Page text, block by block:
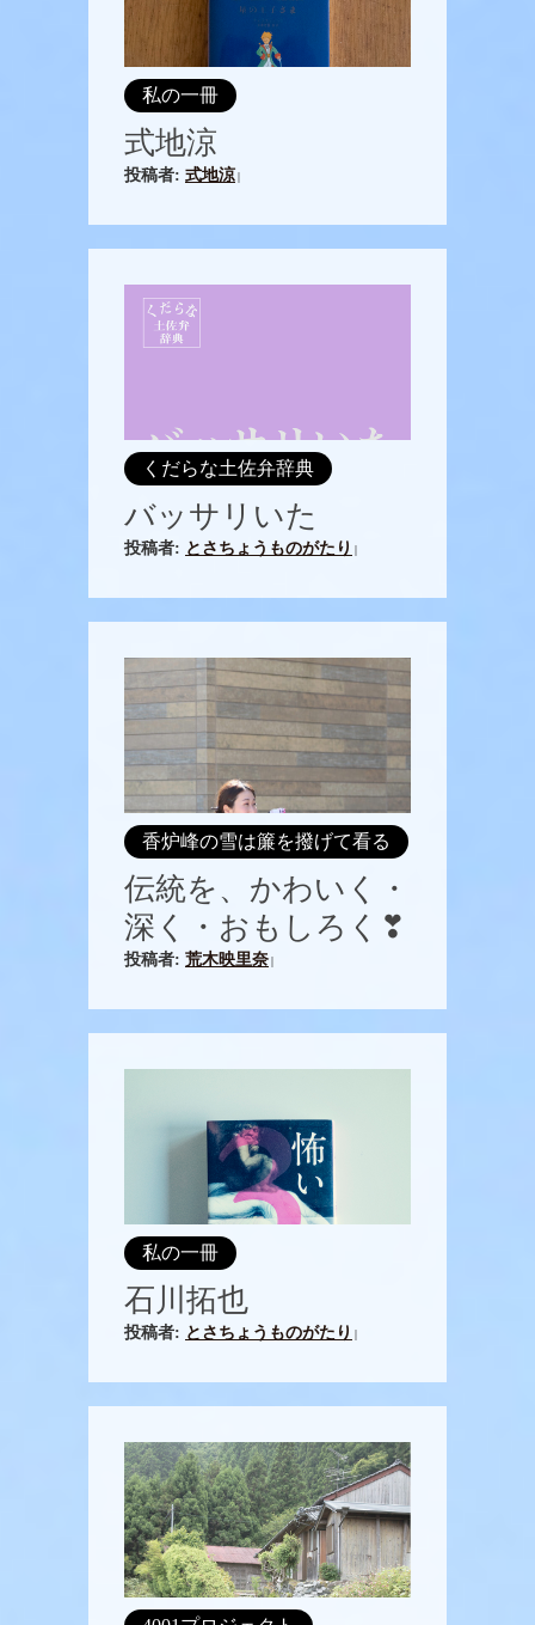
私の一冊
式地涼
投稿者: 式地涼
くだらな土佐弁辞典
バッサリいた
投稿者: とさちょうものがたり
香炉峰の雪は簾を撥げて看る
伝統を、かわいく・
深く・おもしろく❣
投稿者: 荒木映里奈
私の一冊
石川拓也
投稿者: とさちょうものがたり